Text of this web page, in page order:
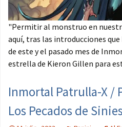
"Permitir al monstruo en
aquí, tras las introducciones
de este y el pasado mes de
estrella de Kieron Gillen para
Inmortal Patrulla-X /
Los Pecados de